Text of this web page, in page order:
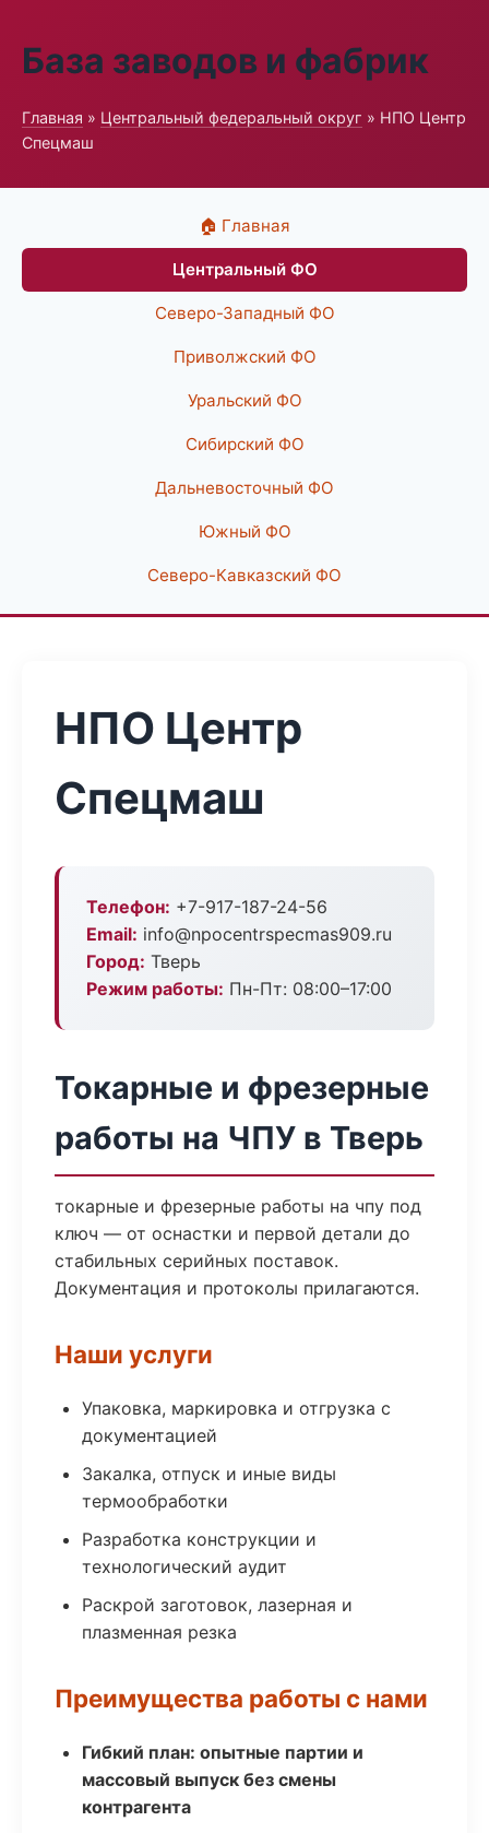
База заводов и фабрик
Главная » Центральный федеральный округ » НПО Центр
Спецмаш
🏠 Главная
Центральный ФО
Северо-Западный ФО
Приволжский ФО
Уральский ФО
Сибирский ФО
Дальневосточный ФО
Южный ФО
Северо-Кавказский ФО
НПО Центр
Спецмаш
Телефон: +7-917-187-24-56
Email: info@npocentrspecmas909.ru
Город: Тверь
Режим работы: Пн-Пт: 08:00–17:00
Токарные и фрезерные
работы на ЧПУ в Тверь
токарные и фрезерные работы на чпу под
ключ — от оснастки и первой детали до
стабильных серийных поставок.
Документация и протоколы прилагаются.
Наши услуги
Упаковка, маркировка и отгрузка с
документацией
Закалка, отпуск и иные виды
термообработки
Разработка конструкции и
технологический аудит
Раскрой заготовок, лазерная и
плазменная резка
Преимущества работы с нами
Гибкий план: опытные партии и
массовый выпуск без смены
контрагента